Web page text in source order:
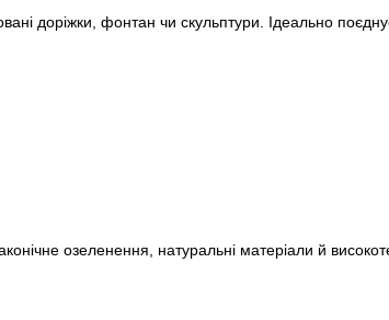
доріжки, фонтан чи скульптури. Ідеально
озеленення, натуральні матеріали й